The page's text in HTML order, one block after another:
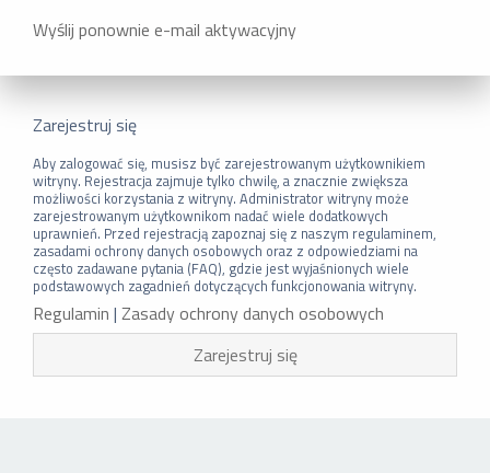
Wyślij ponownie e-mail aktywacyjny
Zarejestruj się
Aby zalogować się, musisz być zarejestrowanym użytkownikiem
witryny. Rejestracja zajmuje tylko chwilę, a znacznie zwiększa
możliwości korzystania z witryny. Administrator witryny może
zarejestrowanym użytkownikom nadać wiele dodatkowych
uprawnień. Przed rejestracją zapoznaj się z naszym regulaminem,
zasadami ochrony danych osobowych oraz z odpowiedziami na
często zadawane pytania (FAQ), gdzie jest wyjaśnionych wiele
podstawowych zagadnień dotyczących funkcjonowania witryny.
Regulamin | Zasady ochrony danych osobowych
Zarejestruj się